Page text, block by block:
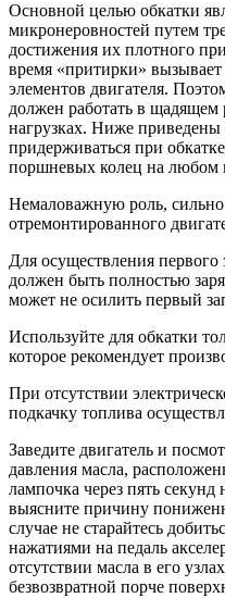
Основной целью обкатки
микронеровностей путем
достижения их плотного
время «притирки»
элементов двигателя.
должен работать в
нагрузках. Ниже
придерживаться при
поршневых колец на любом
Немаловажную роль,
отремонтированного
Для осуществления первого
должен быть полностью
может не осилить первый
Используйте для обкатки
которое рекомендует
При отсутствии
подкачку топлива
Заведите двигатель и
давления масла,
лампочка через пять
выясните причину
случае не старайтесь
нажатиями на педаль
отсутствии масла в его
безвозвратной порче